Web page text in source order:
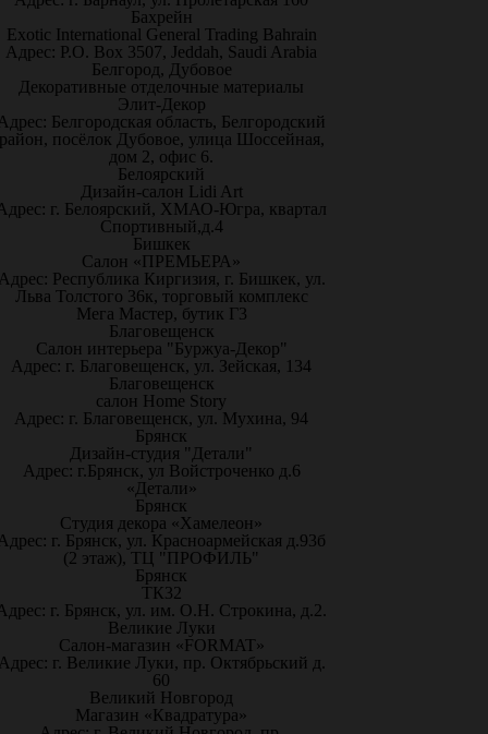
Бахрейн
Exotic International General Trading Bahrain
Адрес: P.O. Box 3507, Jeddah, Saudi Arabia
Белгород, Дубовое
Декоративные отделочные материалы
Элит-Декор
Белгородская область, Белгородский
посёлок Дубовое, улица Шоссейная,
дом 2, офис 6.
Белоярский
Дизайн-салон Lidi Art
г. Белоярский, ХМАО-Югра, квартал
Спортивный,д.4
Бишкек
Салон «ПРЕМЬЕРА»
Республика Киргизия, г. Бишкек, ул.
Льва Толстого 36к, торговый комплекс
Мега Мастер, бутик Г3
Благовещенск
Салон интерьера "Буржуа-Декор"
Адрес: г. Благовещенск, ул. Зейская, 134
Благовещенск
салон Home Story
Адрес: г. Благовещенск, ул. Мухина, 94
Брянск
Дизайн-студия "Детали"
Адрес: г.Брянск, ул Войстроченко д.6
«Детали»
Брянск
Студия декора «Хамелеон»
г. Брянск, ул. Красноармейская д.93б
(2 этаж), ТЦ "ПРОФИЛЬ"
Брянск
ТК32
г. Брянск, ул. им. О.Н. Строкина, д.2.
Великие Луки
Салон-магазин «FORMAT»
г. Великие Луки, пр. Октябрьский д.
60
Великий Новгород
Магазин «Квадратура»